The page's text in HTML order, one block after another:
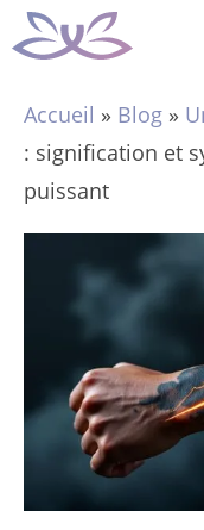
Aller
au
Accueil » Blog »
: signification et
puissant